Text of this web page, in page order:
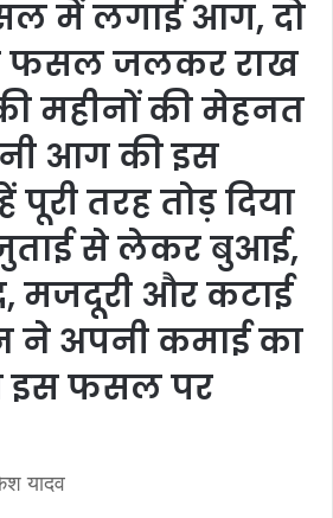
में लगाई आग, दो
फसल जलकर राख
महीनों की मेहनत
आग की इस
तरह तोड़ दिया
से लेकर बुआई,
मजदूरी और कटाई
ने अपनी कमाई का
इस फसल पर
यादव